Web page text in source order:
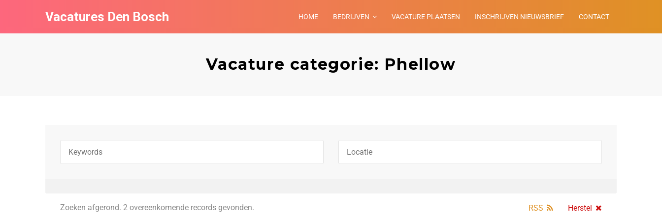
Vacatures Den Bosch HOME BEDRIJVEN VACATURE PLAATSEN INSCHRIJVEN NIEUWSBRIEF CONTACT
Vacature categorie: Phellow
Zoeken afgerond. 2 overeenkomende records gevonden. Herstel
RSS